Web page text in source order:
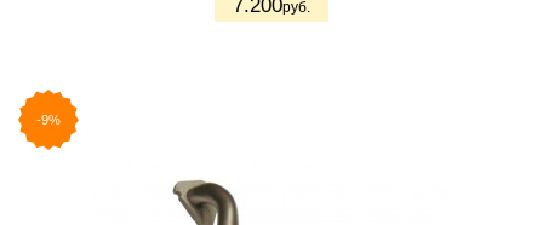
7.200руб.
-9%